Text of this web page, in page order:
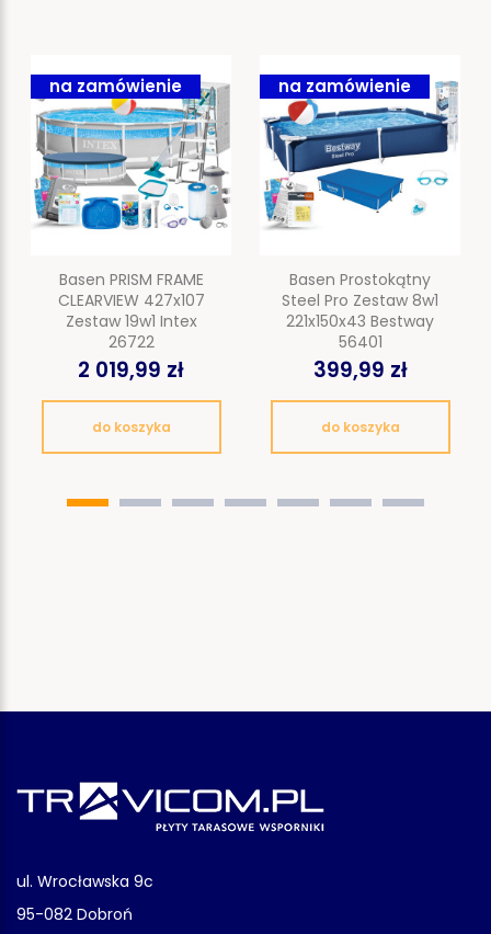
Basen PRISM FRAME
CLEARVIEW 427x107
Zestaw 19w1 Intex
26722
2 019,99 zł
do koszyka
na zamówienie
Basen Prostokątny
Steel Pro Zestaw 8w1
221x150x43 Bestway
56401
399,99 zł
do koszyka
na zamówienie
ul. Wrocławska 9c
95-082 Dobroń